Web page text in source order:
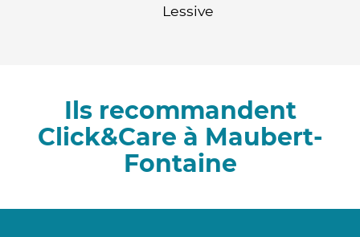
Lessive
Ils recommandent
Click&Care à Maubert-
Fontaine